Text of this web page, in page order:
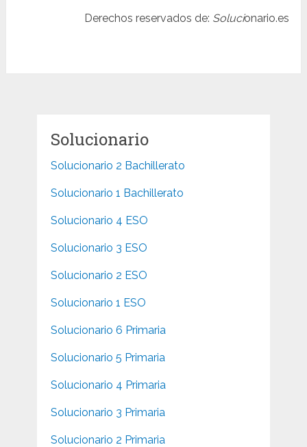
Derechos reservados de: Solucionario.es
Solucionario
Solucionario 2 Bachillerato
Solucionario 1 Bachillerato
Solucionario 4 ESO
Solucionario 3 ESO
Solucionario 2 ESO
Solucionario 1 ESO
Solucionario 6 Primaria
Solucionario 5 Primaria
Solucionario 4 Primaria
Solucionario 3 Primaria
Solucionario 2 Primaria